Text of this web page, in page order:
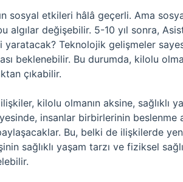
sosyal etkileri hâlâ geçerli. Ama
algılar değişebilir. 5-10 yıl sonra,
yaratacak? Teknolojik gelişmeler
beklenebilir. Bu durumda, kilolu
çıkabilir.
kilolu olmanın aksine, sağlıklı
insanlar birbirlerinin beslenme
Bu, belki de ilişkilerde
sağlıklı yaşam tarzı ve fiziksel